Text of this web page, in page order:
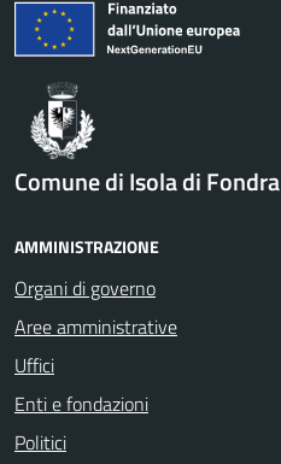
Comune di Isola di Fondra
AMMINISTRAZIONE
Organi di governo
Aree amministrative
Uffici
Enti e fondazioni
Politici